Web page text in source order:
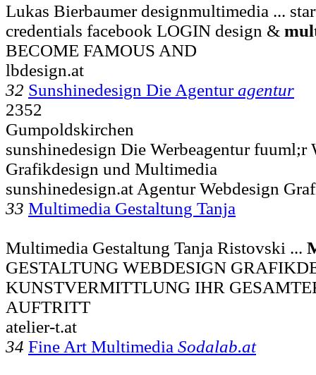
Lukas Bierbaumer designmultimedia ...
credentials facebook LOGIN design &
BECOME FAMOUS AND
lbdesign.at
32 Sunshinedesign Die Agenturagentur
2352
Gumpoldskirchen
sunshinedesign Die Werbeagentur fuuml;r
Grafikdesign und Multimedia
sunshinedesign.at Agentur Webdesign
33 Multimedia Gestaltung Tanja
Multimedia Gestaltung Tanja Ristovski ...
GESTALTUNG WEBDESIGN
KUNSTVERMITTLUNG IHR
AUFTRITT
atelier-t.at
34 Fine Art Multimedia Sodalab.at